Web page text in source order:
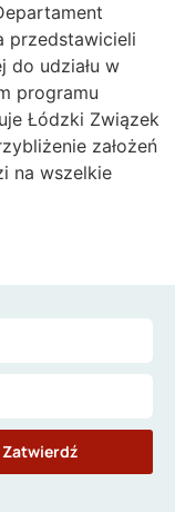
przedstawicieli
do udziału w
programu
Łódzki Związek
założeń
na wszelkie
Zatwierdź